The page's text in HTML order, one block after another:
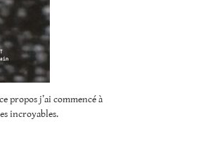
propos j’ai commencé à
incroyables.